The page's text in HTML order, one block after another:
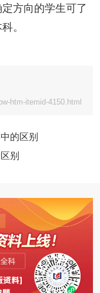
方向的学生可了
。
htm-itemid-4150.html
的区别
别